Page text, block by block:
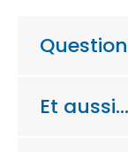
Et aussi…